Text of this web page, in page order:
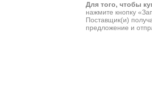
Для того, чтобы
нажмите кнопку
Поставщик(и)
предложение и